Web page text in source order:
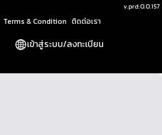
v.prd:0.0.157
Terms & Condition ติดต่อเรา
เข้าสู่ระบบ/ลงทะเบียน